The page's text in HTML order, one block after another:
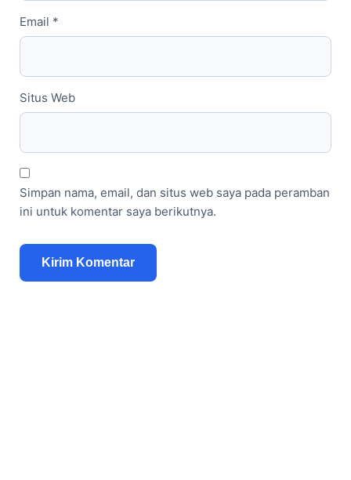
Email *
Situs Web
Simpan nama, email, dan situs web saya pada peramban
ini untuk komentar saya berikutnya.